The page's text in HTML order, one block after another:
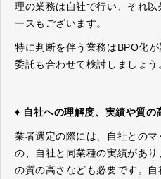
理の業務は自社で行い、それ
ースもございます。
特に判断を伴う業務はBPO化
委託も合わせて検討しましょう
♦ 自社への理解度、実績や質の
業者選定の際には、自社との
の、自社と同業種の実績があ
の質の高さなども必要です。